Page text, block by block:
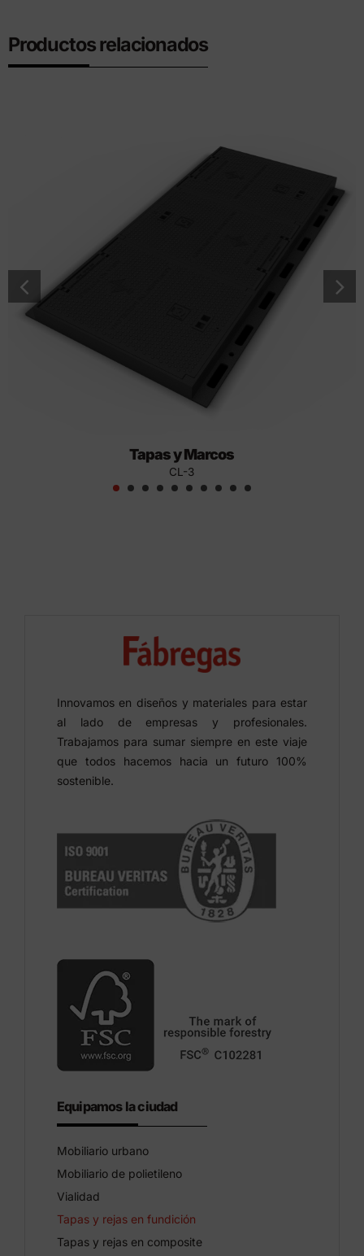
Productos relacionados
Tapas y Marcos
CL-3
Innovamos en diseños y materiales para estar
al lado de empresas y profesionales.
Trabajamos para sumar siempre en este viaje
que todos hacemos hacia un futuro 100%
sostenible.
Equipamos la ciudad
Mobiliario urbano
Mobiliario de polietileno
Vialidad
Tapas y rejas en fundición
Tapas y rejas en composite